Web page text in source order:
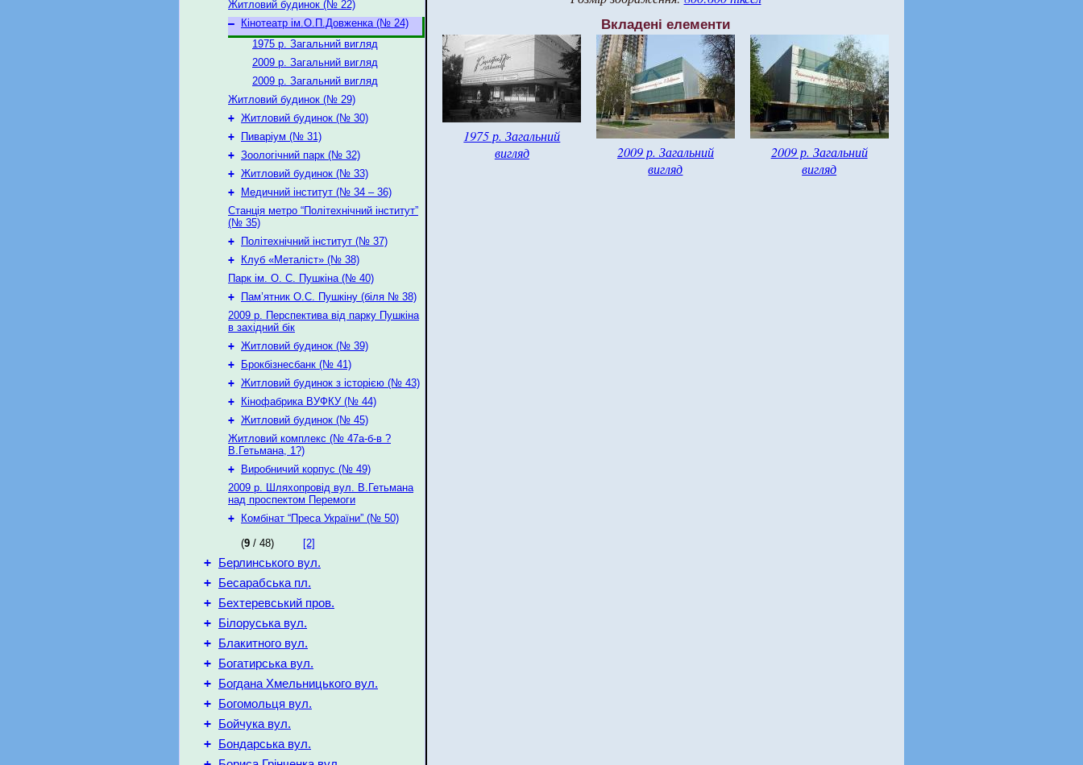
Житловий будинок (№ 22)
–
Кінотеатр ім.О.П.Довженка (№ 24)
1975 р. Загальний вигляд
2009 р. Загальний вигляд
2009 р. Загальний вигляд
Житловий будинок (№ 29)
+ Житловий будинок (№ 30)
+
Пиваріум (№ 31)
+ Зоологічний парк (№ 32)
+ Житловий будинок (№ 33)
+
Медичний інститут (№ 34 – 36)
Станція метро “Політехнічний інститут”
(№ 35)
+
Політехнічний інститут (№ 37)
+
Клуб «Металіст» (№ 38)
Парк ім. О. С. Пушкіна (№ 40)
+
Пам’ятник О.С. Пушкіну (біля № 38)
2009 р. Перспектива від парку Пушкіна
в західний бік
+ Житловий будинок (№ 39)
+
Брокбізнесбанк (№ 41)
+ Житловий будинок з історією (№ 43)
+
Кінофабрика ВУФКУ (№ 44)
+ Житловий будинок (№ 45)
Житловий комплекс (№ 47а-б-в ?
В.Гетьмана, 1?)
+
Виробничий корпус (№ 49)
2009 р. Шляхопровід вул. В.Гетьмана
над проспектом Перемоги
+
Комбінат “Преса України” (№ 50)
(9 / 48) [2]
+ Берлинського вул.
+ Бесарабська пл.
+ Бехтеревський пров.
+ Білоруська вул.
+ Блакитного вул.
+ Богатирська вул.
+ Богдана Хмельницького вул.
+ Богомольця вул.
+ Бойчука вул.
+ Бондарська вул.
Вкладені елементи
1975 р. Загальний
вигляд
2009 р. Загальний
вигляд
2009 р. Загальний
вигляд